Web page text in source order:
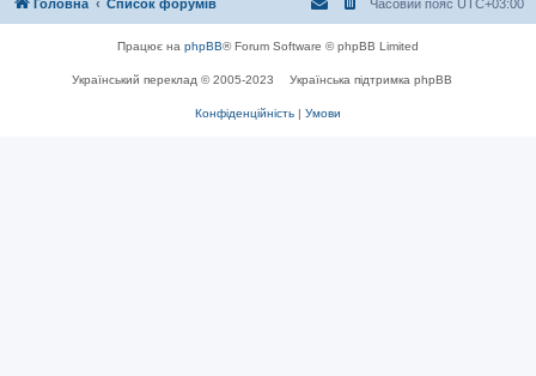
Головна Список форумів Часовий пояс UTC+03:00
Працює на phpBB® Forum Software © phpBB Limited
Український переклад © 2005-2023 Українська підтримка phpBB
Конфіденційність | Умови